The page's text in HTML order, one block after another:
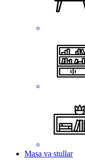
Masa və stullar